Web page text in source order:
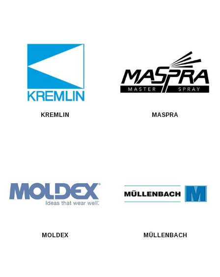
KREMLIN MASPRA
MOLDEX MÜLLENBACH